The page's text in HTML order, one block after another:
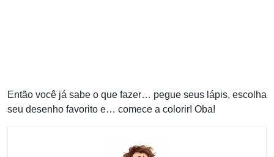
Então você já sabe o que fazer… pegue seus lápis, escolha
seu desenho favorito e… comece a colorir! Oba!